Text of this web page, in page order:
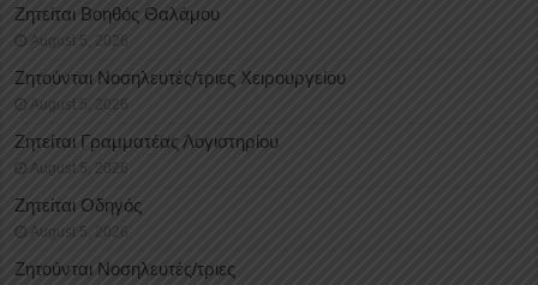
Ζητείται Βοηθός Θαλάμου
August 5, 2026
Ζητούνται Νοσηλευτές/τριες Χειρουργείου
August 5, 2026
Ζητείται Γραμματέας Λογιστηρίου
August 5, 2026
Ζητείται Οδηγός
August 5, 2026
Ζητούνται Νοσηλευτές/τριες